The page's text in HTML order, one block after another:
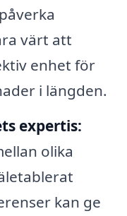
värt att
enhet för
i längden.
expertis:
olika
kan ge